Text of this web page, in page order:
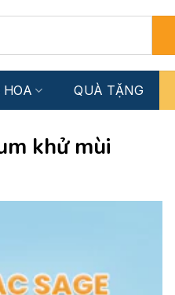
HOA QUÀ TẶNG
khử mùi